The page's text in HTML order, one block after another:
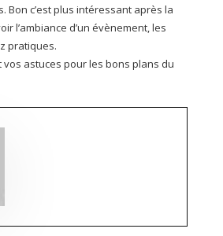
Bon c’est plus intéressant après la
l’ambiance d’un évènement, les
pratiques.
vos astuces pour les bons plans du